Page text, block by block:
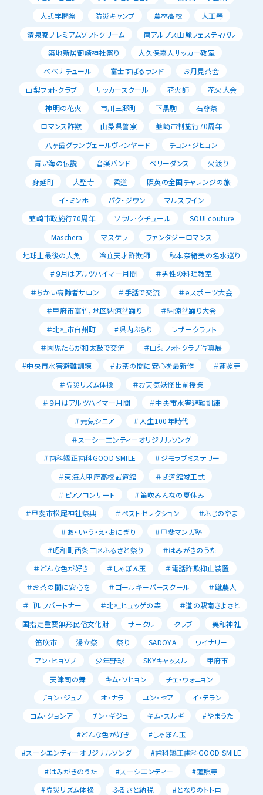
大弐学問祭
防災キャンプ 農林高校
大正琴
清泉寮プレミアムソフトクリーム
南アルプス山麓フェスティバル
築地新居御崎神社祭り
大久保嘉人サッカー教室
べべナチュール
富士すばるランド
お月見茶会
山梨フォトクラブ
サッカースクール 花火師
花火大会
神明の花火
市川三郷町 下黒駒
石尊祭
ロマンス詐欺
山梨県警察
韮崎市制施行70周年
八ヶ岳グランヴェールヴィンヤード
チョン・ジヒョン
青い海の伝説
音楽バンド ベリーダンス
火渡り
身延町
大聖寺 柔道
照英の全国チャレンジの旅
イ・ミンホ
パク・ジウン
マルスワイン
韮崎市政施行70周年
ソウル･クチュール
SOULcouture
Maschera
マスケラ
ファンタジーロマンス
地球上最後の人魚
冷血天才詐欺師
秋本奈緒美の名水巡り
#９月はアルツハイマー月間
＃男性の料理教室
＃ちかい高齢者サロン
＃手話で交流
＃ｅスポーツ大会
＃甲府市富竹，地区納涼盆踊り
＃納涼盆踊り大会
＃北杜市白州町
#県内ぶらり
レザークラフト
＃園児たちが和太鼓で交流
＃山梨フォトクラブ写真展
#中央市水害避難訓練
#お茶の間に安心を最新作
＃蓮照寺
＃防災リズム体操
＃お天気妖怪出前授業
＃９月はアルツハイマー月間
＃中央市水害避難訓練
＃元気シニア
＃人生100年時代
＃スーシーエンティーオリジナルソング
＃歯科矯正歯科GOOD SMILE
＃ジモラブミステリー
＃東海大甲府高校武道館
＃武道館竣工式
＃ピアノコンサート
＃笛吹みんなの夏休み
＃甲斐市松尾神社祭典
＃ベストセレクション
＃ふじのやま
＃あ・い・う・え・おにぎり
＃甲斐マンガ塾
＃昭和町西条二区ふるさと祭り
＃はみがきのうた
＃どんな色が好き
＃しゃぼん玉
＃電話詐欺抑止装置
＃お茶の間に安心を
＃ゴールキーパースクール
＃蹴農人
＃ゴルフパートナー
＃北杜ヒュッゲの森
＃道の駅南きよさと
国指定重要無形民俗文化財
サークル クラブ
美和神社
笛吹市
湯立祭 祭り SADOYA
ワイナリー
アン・ヒョソブ
少年野球 SKYキャッスル
甲府市
天津司の舞
キム・ソヒョン
チェ・ウォニョン
チョン・ジュノ
オ・ナラ ユン・セア
イ・テラン
ヨム・ジョンア
チン・ギジュ キム・スルギ
#やまうた
#どんな色が好き
#しゃぼん玉
#スーシエンティーオリジナルソング
#歯科矯正歯科GOOD SMILE
#はみがきのうた
#スーシエンティー
#蓮照寺
#防災リズム体操
ふるさと納税
#となりのトトロ